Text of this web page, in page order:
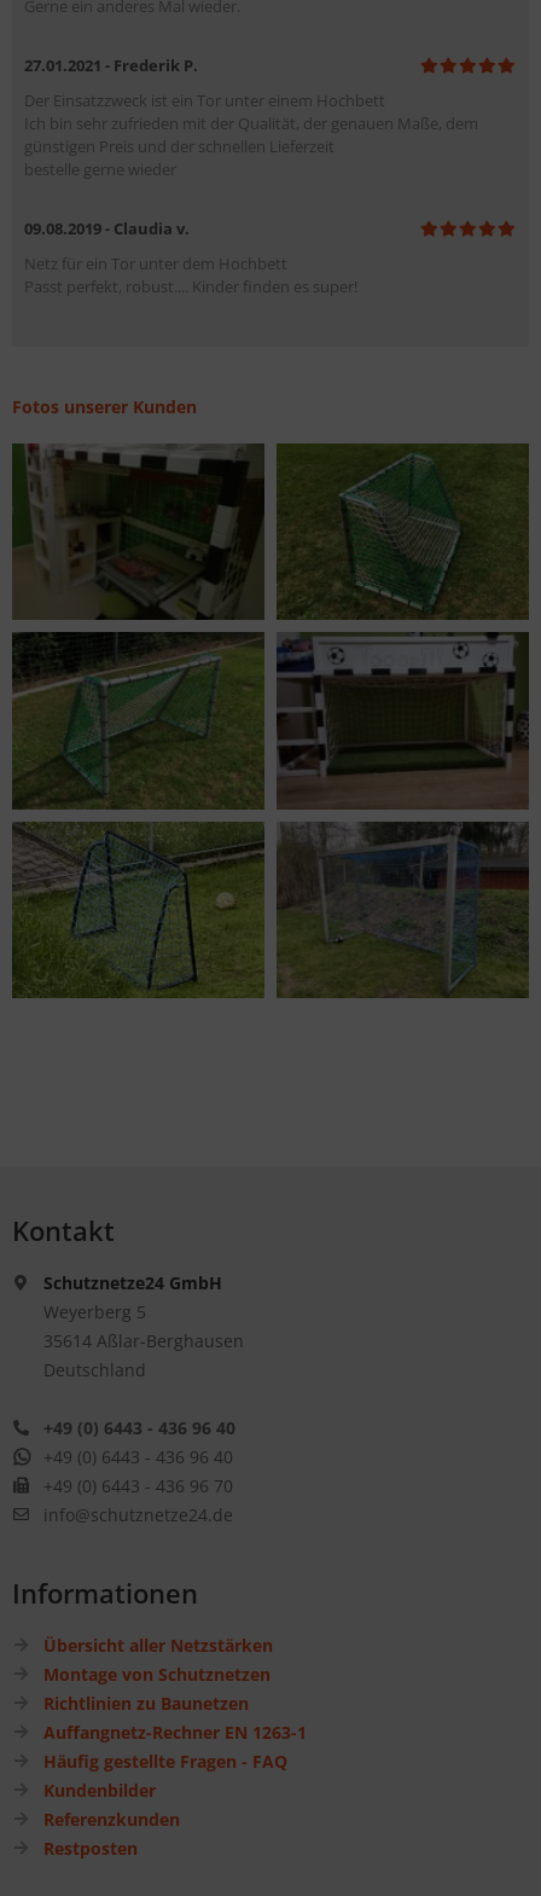
Gerne ein anderes Mal wieder.
27.01.2021 - Frederik P.
Der Einsatzzweck ist ein Tor unter einem Hochbett
Ich bin sehr zufrieden mit der Qualität, der genauen Maße, dem
günstigen Preis und der schnellen Lieferzeit
bestelle gerne wieder
09.08.2019 - Claudia v.
Netz für ein Tor unter dem Hochbett
Passt perfekt, robust.... Kinder finden es super!
Fotos unserer Kunden
Kontakt
Schutznetze24 GmbH
Weyerberg 5
35614 Aßlar-Berghausen
Deutschland
+49 (0) 6443 - 436 96 40
+49 (0) 6443 - 436 96 40
+49 (0) 6443 - 436 96 70
info@schutznetze24.de
Informationen
Übersicht aller Netzstärken
Montage von Schutznetzen
Richtlinien zu Baunetzen
Auffangnetz-Rechner EN 1263-1
Häufig gestellte Fragen - FAQ
Kundenbilder
Referenzkunden
Restposten